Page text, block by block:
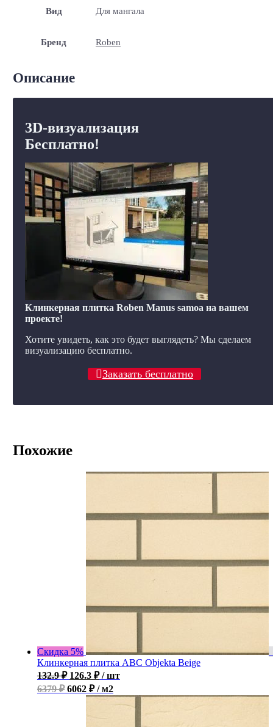
Вид Для мангала
Бренд Roben
Описание
3D-визуализация
Бесплатно!
Клинкерная плитка Roben Manus samoa на вашем
проекте!
Хотите увидеть, как это будет выглядеть? Мы сделаем
визуализацию бесплатно.
Заказать бесплатно
Похожие
Скидка 5%
Клинкерная плитка ABC Objekta Beige
132.9₽ 126.3 ₽ / шт
6379 ₽6062 ₽ / м2